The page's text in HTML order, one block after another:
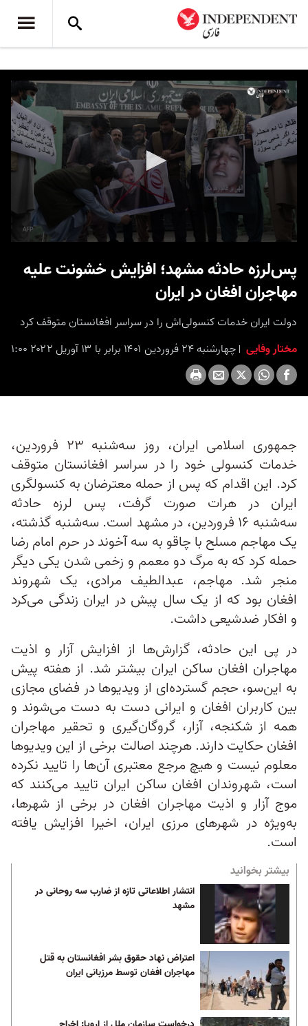
پس‌لرزه‌ حادثه مشهد؛ افزایش خشونت علیه
مهاجران افغان در ایران
دولت ایران خدمات کنسولی‌اش را در سراسر افغانستان متوقف کرد
مختار وفایی چهارشنبه ۲۴ فروردین ۱۴۰۱ برابر با ۱۳ آوریل ۲۰۲۲ ۱:۰۰
جمهوری اسلامی ایران، روز سه‌شنبه ۲۳ فروردین،
خدمات کنسولی خود را در سراسر افغانستان متوقف
کرد. این اقدام که پس از حمله معترضان به کنسولگری
ایران در هرات صورت گرفت، پس لرزه‌ حادثه
سه‌شنبه ۱۶ فروردین، در مشهد است. سه‌شنبه گذشته،
یک مهاجم مسلح با چاقو به سه آخوند در حرم امام رضا
حمله کرد که به مرگ دو معمم و زخمی شدن یکی دیگر
منجر شد. مهاجم، عبدالطیف مرادی، یک شهروند
افغان بود که از یک‌ سال پیش در ایران زندگی می‌کرد
و افکار ضدشیعی داشت.
در پی این حادثه، گزارش‌ها از افزایش آزار و اذیت
مهاجران افغان ساکن ایران بیشتر شد. از هفته پیش
به این‌سو، حجم گسترده‌ای از ویدیو‌ها در فضای مجازی
بین کاربران افغان و ایرانی دست‌ به‌ دست می‌شوند و
همه از شکنجه، آزار، گروگان‌گیری و تحقیر مهاجران
افغان حکایت دارند. هرچند اصالت برخی از این ویدیوها
معلوم نیست و هیچ مرجع معتبری آن‌ها را تایید نکرده
است، شهروندان افغان ساکن ایران تایید می‌کنند که
موج آزار و اذیت مهاجران افغان در برخی از شهرها،
به‌ویژه در شهرهای مرزی ایران، اخیرا افزایش یافته
است.
بیشتر بخوانید
انتشار اطلاعاتی تازه‌ از ضارب سه روحانی در
مشهد
اعتراض نهاد حقوق بشر افغانستان به قتل
مهاجران افغان توسط مرزبانی ایران